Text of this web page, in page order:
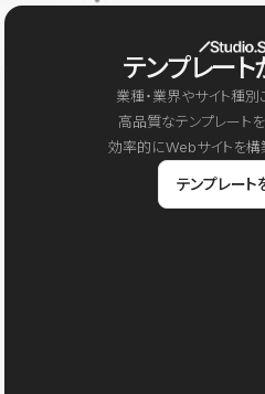
テンプレー
業種・業界やサイト種
高品質なテンプレートを
効率的にWebサイトを構
テンプレート